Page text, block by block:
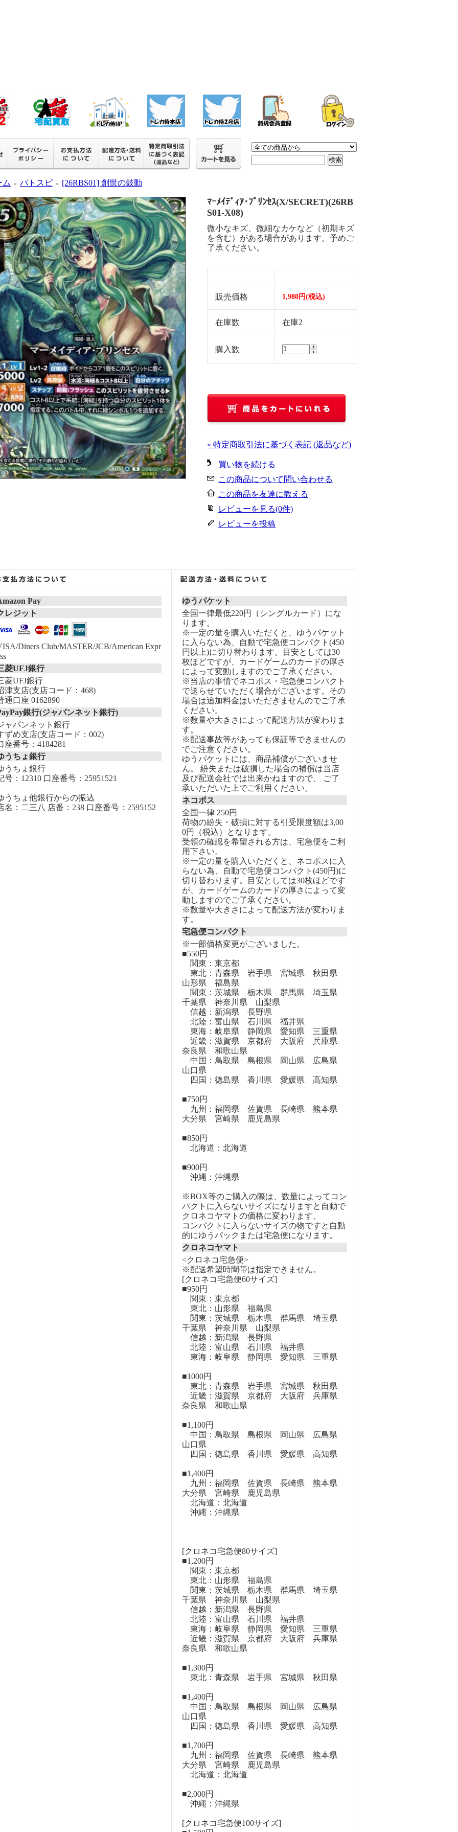
ム ＞ バトスピ ＞ [26RBS01] 創世の鼓動
ﾏｰﾒｲﾃﾞｨｱ･ﾌﾟﾘﾝｾｽ(X/SECRET)(26RB
S01-X08)
微小なキズ、微細なカケなど（初期キズ
を含む）がある場合があります。予めご
了承ください。
販売価格 1,980円(税込)
在庫数 在庫2
購入数
» 特定商取引法に基づく表記 (返品など)
買い物を続ける
この商品について問い合わせる
この商品を友達に教える
レビューを見る(0件)
レビューを投稿
Pay
レジット
Diners Club/MASTER/JCB/American Expr
菱UFJ銀行
菱UFJ銀行
津支店(支店コード：468)
通口座 0162890
銀行(ジャパンネット銀行)
ャパンネット銀行
ずめ支店(支店コード：002)
座番号：4184281
うちょ銀行
うちょ銀行
号：12310 口座番号：25951521
うちょ他銀行からの振込
名：二三八 店番：238 口座番号：2595152
ゆうパケット
全国一律最低220円（シングルカード）にな
ります。
※一定の量を購入いただくと、ゆうパケット
に入らない為、自動で宅急便コンパクト(450
円以上)に切り替わります。目安としては30
枚ほどですが、カードゲームのカードの厚さ
によって変動しますのでご了承ください。
※当店の事情でネコポス・宅急便コンパクト
で送らせていただく場合がございます。その
場合は追加料金はいただきませんのでご了承
ください。
※数量や大きさによって配送方法が変わりま
す。
※配送事故等があっても保証等できませんの
でご注意ください。
ゆうパケットには、商品補償がございませ
ん。 紛失または破損した場合の補償は当店
及び配送会社では出来かねますので、 ご了
承いただいた上でご利用ください。
ネコポス
全国一律 250円
荷物の紛失・破損に対する引受限度額は3,00
0円（税込）となります。
受領の確認を希望される方は、宅急便をご利
用下さい。
※一定の量を購入いただくと、ネコポスに入
らない為、自動で宅急便コンパクト(450円)に
切り替わります。目安としては30枚ほどです
が、カードゲームのカードの厚さによって変
動しますのでご了承ください。
※数量や大きさによって配送方法が変わりま
す。
宅急便コンパクト
※一部価格変更がございました。
■550円
関東：東京都
東北：青森県 岩手県 宮城県 秋田県
山形県 福島県
関東：茨城県 栃木県 群馬県 埼玉県
千葉県 神奈川県 山梨県
信越：新潟県 長野県
北陸：富山県 石川県 福井県
東海：岐阜県 静岡県 愛知県 三重県
近畿：滋賀県 京都府 大阪府 兵庫県
奈良県 和歌山県
中国：鳥取県 島根県 岡山県 広島県
山口県
四国：徳島県 香川県 愛媛県 高知県
■750円
九州：福岡県 佐賀県 長崎県 熊本県
大分県 宮崎県 鹿児島県
■850円
北海道：北海道
■900円
沖縄：沖縄県
※BOX等のご購入の際は、数量によってコン
パクトに入らないサイズになりますと自動で
クロネコヤマトの価格に変わります。
コンパクトに入らないサイズの物ですと自動
的にゆうパックまたは宅急便になります。
クロネコヤマト
<クロネコ宅急便>
※配送希望時間帯は指定できません。
[クロネコ宅急便60サイズ]
■950円
関東：東京都
東北：山形県 福島県
関東：茨城県 栃木県 群馬県 埼玉県
千葉県 神奈川県 山梨県
信越：新潟県 長野県
北陸：富山県 石川県 福井県
東海：岐阜県 静岡県 愛知県 三重県
■1000円
東北：青森県 岩手県 宮城県 秋田県
近畿：滋賀県 京都府 大阪府 兵庫県
奈良県 和歌山県
■1,100円
中国：鳥取県 島根県 岡山県 広島県
山口県
四国：徳島県 香川県 愛媛県 高知県
■1,400円
九州：福岡県 佐賀県 長崎県 熊本県
大分県 宮崎県 鹿児島県
北海道：北海道
沖縄：沖縄県
[クロネコ宅急便80サイズ]
■1,200円
関東：東京都
東北：山形県 福島県
関東：茨城県 栃木県 群馬県 埼玉県
千葉県 神奈川県 山梨県
信越：新潟県 長野県
北陸：富山県 石川県 福井県
東海：岐阜県 静岡県 愛知県 三重県
近畿：滋賀県 京都府 大阪府 兵庫県
奈良県 和歌山県
■1,300円
東北：青森県 岩手県 宮城県 秋田県
■1,400円
中国：鳥取県 島根県 岡山県 広島県
山口県
四国：徳島県 香川県 愛媛県 高知県
■1,700円
九州：福岡県 佐賀県 長崎県 熊本県
大分県 宮崎県 鹿児島県
北海道：北海道
■2,000円
沖縄：沖縄県
[クロネコ宅急便100サイズ]